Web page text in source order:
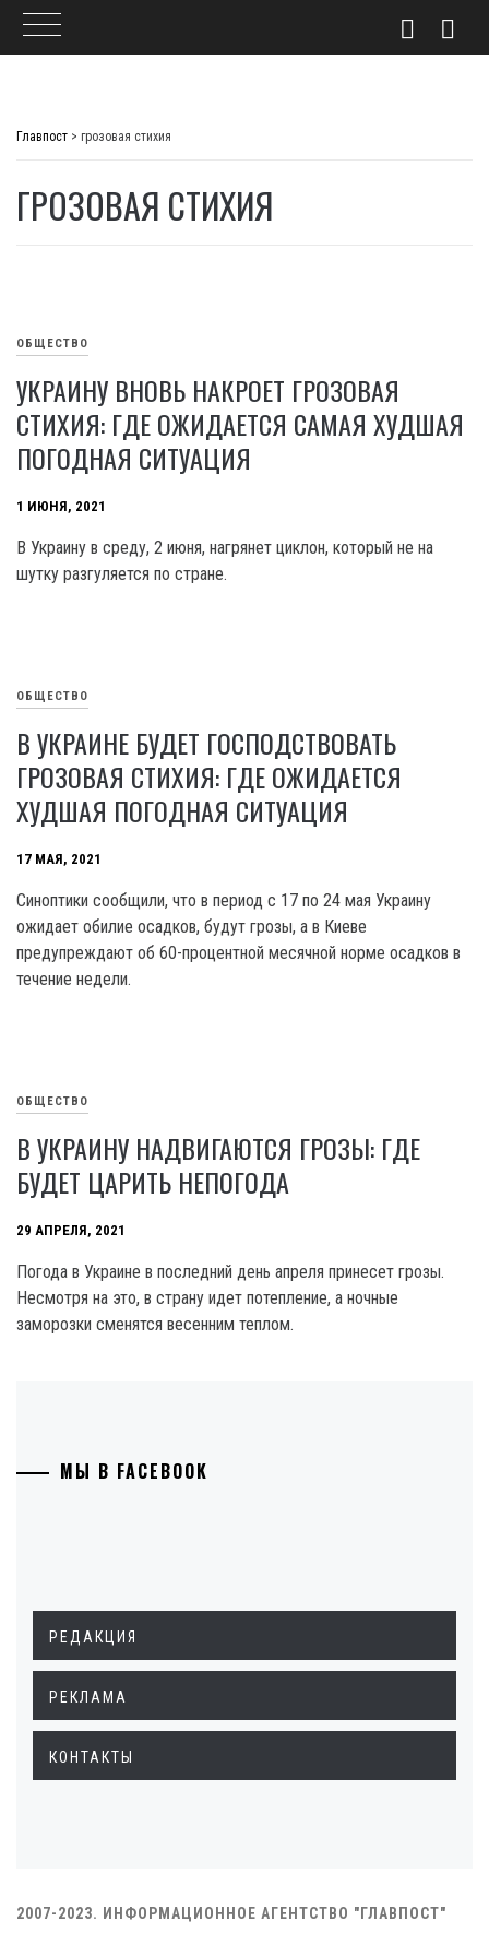
Главпост > грозовая стихия
ГРОЗОВАЯ СТИХИЯ
ОБЩЕСТВО
УКРАИНУ ВНОВЬ НАКРОЕТ ГРОЗОВАЯ
СТИХИЯ: ГДЕ ОЖИДАЕТСЯ САМАЯ ХУДШАЯ
ПОГОДНАЯ СИТУАЦИЯ
1 ИЮНЯ, 2021
В Украину в среду, 2 июня, нагрянет циклон, который не на
шутку разгуляется по стране.
ОБЩЕСТВО
В УКРАИНЕ БУДЕТ ГОСПОДСТВОВАТЬ
ГРОЗОВАЯ СТИХИЯ: ГДЕ ОЖИДАЕТСЯ
ХУДШАЯ ПОГОДНАЯ СИТУАЦИЯ
17 МАЯ, 2021
Синоптики сообщили, что в период с 17 по 24 мая Украину
ожидает обилие осадков, будут грозы, а в Киеве
предупреждают об 60-процентной месячной норме осадков в
течение недели.
ОБЩЕСТВО
В УКРАИНУ НАДВИГАЮТСЯ ГРОЗЫ: ГДЕ
БУДЕТ ЦАРИТЬ НЕПОГОДА
29 АПРЕЛЯ, 2021
Погода в Украине в последний день апреля принесет грозы.
Несмотря на это, в страну идет потепление, а ночные
заморозки сменятся весенним теплом.
МЫ В FACEBOOK
РЕДАКЦИЯ
РЕКЛАМА
КОНТАКТЫ
2007-2023. ИНФОРМАЦИОННОЕ АГЕНТСТВО "ГЛАВПОСТ"